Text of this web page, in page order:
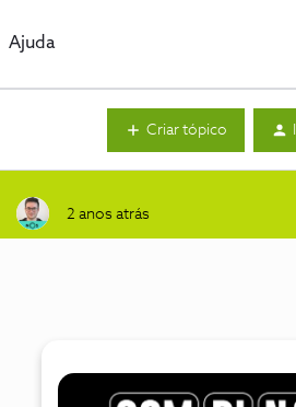
Ajuda
Criar tópico
2 anos atrás